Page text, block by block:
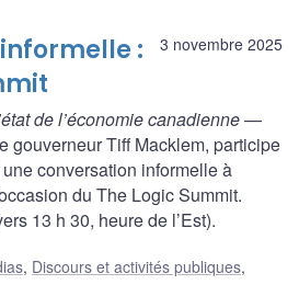
3 novembre 2025
:
de l’économie canadienne—
gouverneur Tiff Macklem, participe
conversation informelle à
du The Logic Summit.
13 h 30, heure de l’Est).
, Discours et activités publiques,